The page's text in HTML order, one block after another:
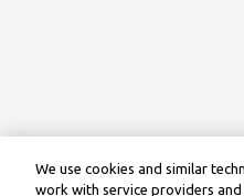
We use cookies and similar
work with service providers